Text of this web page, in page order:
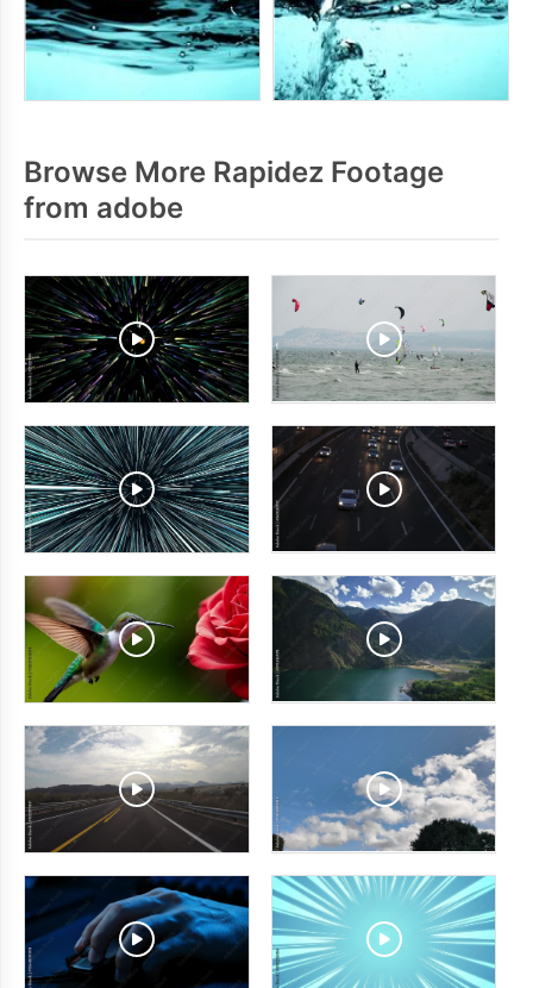
Browse More Rapidez Footage
from adobe